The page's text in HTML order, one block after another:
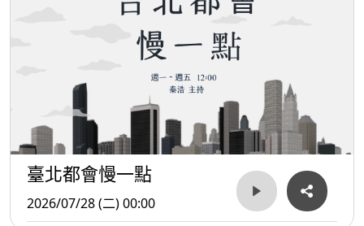
臺北都會慢一點
2026/07/28 (二) 00:00